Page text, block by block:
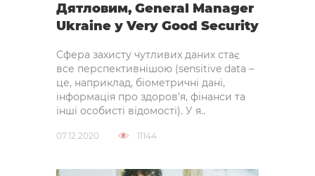
Дятловим, General Manager
Ukraine у Very Good Security
Сфера захисту чутливих даних стає
все перспективнішою (sensitive data –
це, наприклад, біометричні дані,
інформація про здоров'я, фінанси та
інші особисті відомості). У я..
07.12.2020 11144